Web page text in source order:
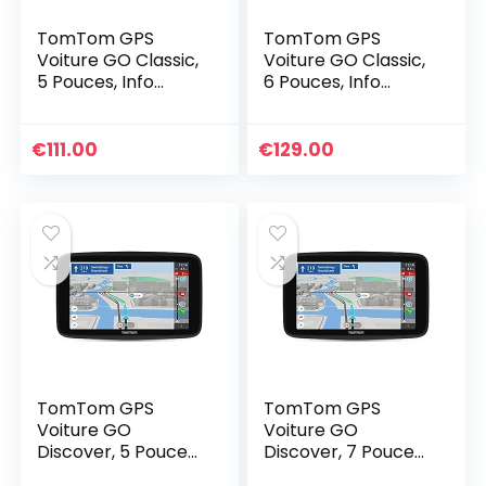
TomTom GPS
Voiture GO Classic,
5 Pouces, Info
de Danger, Cartes
€111.00
TomTom GPS
Voiture GO Classic,
6 Pouces, Info
de Danger, Cartes
€129.00
TomTom GPS
Voiture GO
Discover, 5 Pouces,
TomTom GPS
Voiture GO
Discover, 7 Pouces,